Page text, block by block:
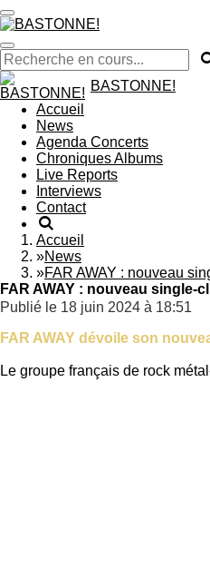
Passer
au
contenu
principal
BASTONNE!
Accueil
News
Agenda Concerts
Chroniques Albums
Live Reports
Interviews
Contact
Accueil
»News
»FAR AWAY : nouveau
FAR AWAY : nouveau single-
Publié le 18 juin 2024 à 18:51
FAR AWAY dévoile son
Le groupe français de rock